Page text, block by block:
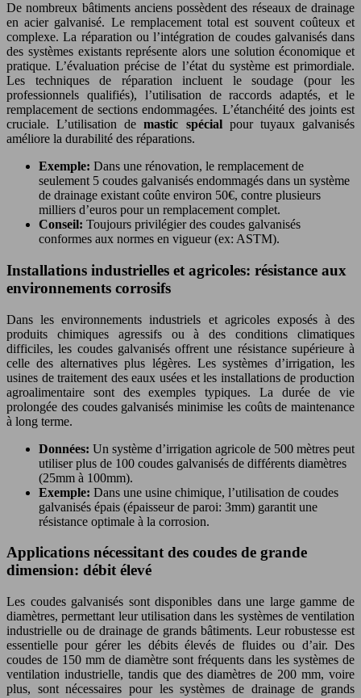
De nombreux bâtiments anciens possèdent des réseaux de drainage
en acier galvanisé. Le remplacement total est souvent coûteux et
complexe. La réparation ou l’intégration de coudes galvanisés dans
des systèmes existants représente alors une solution économique et
pratique. L’évaluation précise de l’état du système est primordiale.
Les techniques de réparation incluent le soudage (pour les
professionnels qualifiés), l’utilisation de raccords adaptés, et le
remplacement de sections endommagées. L’étanchéité des joints est
cruciale. L’utilisation demastic spécial pour tuyaux galvanisés
améliore la durabilité des réparations.
Exemple: Dans une rénovation, le remplacement de
seulement 5 coudes galvanisés endommagés dans un système
de drainage existant coûte environ 50€, contre plusieurs
milliers d’euros pour un remplacement complet.
Conseil: Toujours privilégier des coudes galvanisés
conformes aux normes en vigueur (ex: ASTM).
Installations industrielles et agricoles: résistance aux
environnements corrosifs
Dans les environnements industriels et agricoles exposés à des
produits chimiques agressifs ou à des conditions climatiques
difficiles, les coudes galvanisés offrent une résistance supérieure à
celle des alternatives plus légères. Les systèmes d’irrigation, les
usines de traitement des eaux usées et les installations de production
agroalimentaire sont des exemples typiques. La durée de vie
prolongée des coudes galvanisés minimise les coûts de maintenance
à long terme.
Données: Un système d’irrigation agricole de 500 mètres peut
utiliser plus de 100 coudes galvanisés de différents diamètres
(25mm à 100mm).
Exemple: Dans une usine chimique, l’utilisation de coudes
galvanisés épais (épaisseur de paroi: 3mm) garantit une
résistance optimale à la corrosion.
Applications nécessitant des coudes de grande
dimension: débit élevé
Les coudes galvanisés sont disponibles dans une large gamme de
diamètres, permettant leur utilisation dans les systèmes de ventilation
industrielle ou de drainage de grands bâtiments. Leur robustesse est
essentielle pour gérer les débits élevés de fluides ou d’air. Des
coudes de 150 mm de diamètre sont fréquents dans les systèmes de
ventilation industrielle, tandis que des diamètres de 200 mm, voire
plus, sont nécessaires pour les systèmes de drainage de grands